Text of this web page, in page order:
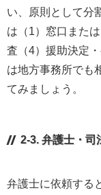
い、原則として分
は（1）窓口また
査（4）援助決定
は地方事務所でも
てみましょう。
2-3. 弁護士・司
弁護士に依頼する